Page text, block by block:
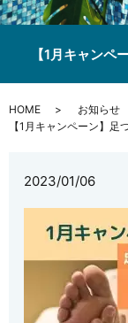
【1月キャン
HOME
お知らせ
【1月キャンペーン】
2023/01/06